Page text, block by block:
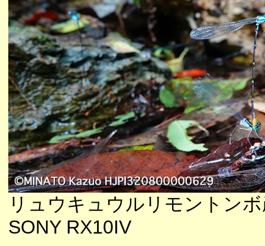
リュウキュウルリモントン
SONY RX10IV